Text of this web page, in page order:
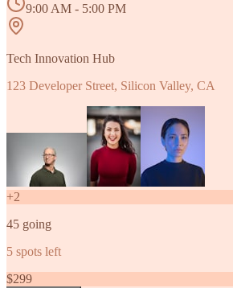
9:00 AM - 5:00 PM
Tech Innovation Hub
123 Developer Street, Silicon Valley, CA
+2
45 going
5 spots left
$299